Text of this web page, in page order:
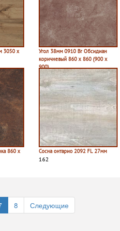
3050 х
Угол 38мм 0910 Br Обсидиан
коричневый 860 х 860 (900 х
900)
270
860 х
Сосна онтарио 2092 FL 27мм
162
8 Следующие